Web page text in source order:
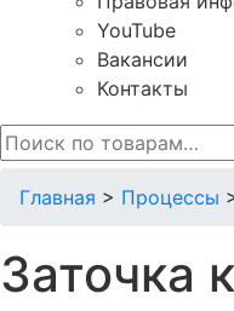
YouTube
Вакансии
Контакты
Искать:
Главная > Процессы
Заточка